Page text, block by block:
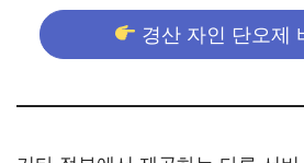
경산 자인 단오제